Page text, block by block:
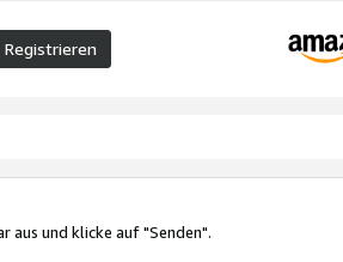
Registrieren
aus und klicke auf "Senden".